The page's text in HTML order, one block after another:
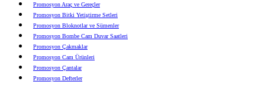
Promosyon Araç ve Gereçler
Promosyon Bitki Yetiştirme Setleri
Promosyon Bloknotlar ve Sümenler
Promosyon Bombe Cam Duvar Saatleri
Promosyon Çakmaklar
Promosyon Cam Ürünleri
Promosyon Çantalar
Promosyon Defterler